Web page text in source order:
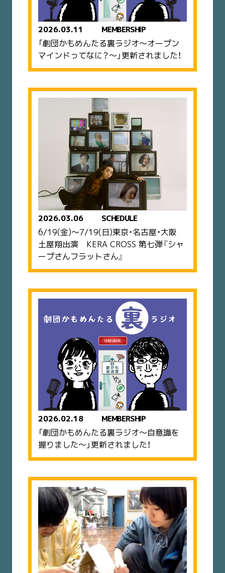
2026.03.11 MEMBERSHIP
「劇団かもめんたる裏ラジオ〜オープン
マインドってなに？〜」更新されました！
2026.03.06 SCHEDULE
6/19(金)〜7/19(日)東京・名古屋・大阪
土屋翔出演 KERA CROSS 第七弾『シャ
ープさんフラットさん』
2026.02.18 MEMBERSHIP
「劇団かもめんたる裏ラジオ〜自意識を
握りました〜」更新されました！